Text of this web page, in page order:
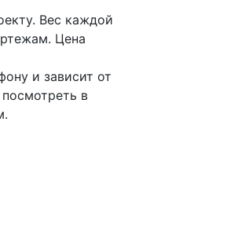
Вес каждой
Цена
и зависит от
в